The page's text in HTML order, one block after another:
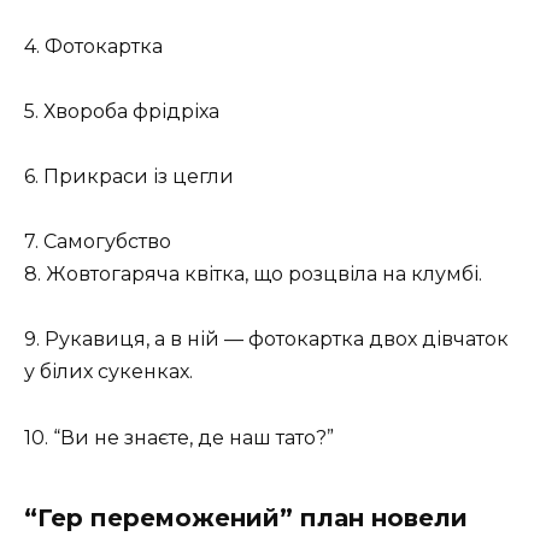
4. Фотокартка
5. Хвороба фрідріха
6. Прикраси із цегли
7. Самогубство
8. Жовтогаряча квітка, що розцвіла на клумбі.
9. Рукавиця, а в ній — фотокартка двох дівчаток
у білих сукенках.
10. “Ви не знаєте, де наш тато?”
“Гер переможений” план новели